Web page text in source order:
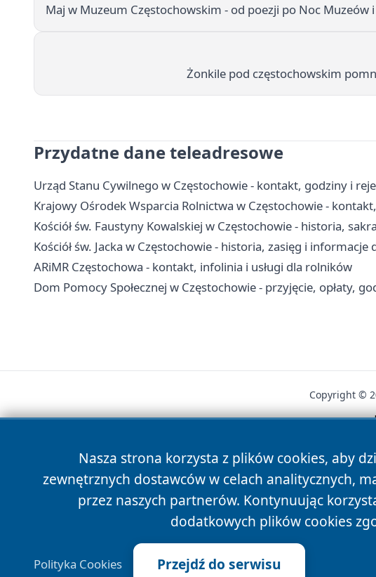
Maj w Muzeum Częstochowskim - od poezji po Noc Muzeów
Żonkile pod częstochowskim
Przydatne dane teleadresowe
Urząd Stanu Cywilnego w Częstochowie - kontakt, godziny i
Krajowy Ośrodek Wsparcia Rolnictwa w Częstochowie -
Kościół św. Faustyny Kowalskiej w Częstochowie - historia,
Kościół św. Jacka w Częstochowie - historia, zasięg i informacje
ARiMR Częstochowa - kontakt, infolinia i usługi dla rolników
Dom Pomocy Społecznej w Częstochowie - przyjęcie, opłaty,
Nasza strona korzysta z plików cookies, aby
zewnętrznych dostawców w celach analitycznych,
przez naszych partnerów. Kontynuując
dodatkowych plików cookies
Polityka Cookies Przejdź do serwisu
Copyright ©